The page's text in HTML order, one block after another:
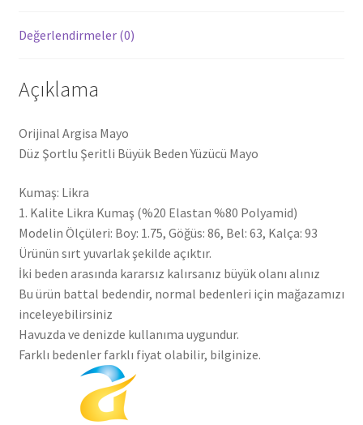
Değerlendirmeler (0)
Açıklama
Orijinal Argisa Mayo
Düz Şortlu Şeritli Büyük Beden Yüzücü Mayo
Kumaş: Likra
1. Kalite Likra Kumaş (%20 Elastan %80 Polyamid)
Modelin Ölçüleri: Boy: 1.75, Göğüs: 86, Bel: 63, Kalça: 93
Ürünün sırt yuvarlak şekilde açıktır.
İki beden arasında kararsız kalırsanız büyük olanı alınız
Bu ürün battal bedendir, normal bedenleri için mağazamızı
inceleyebilirsiniz
Havuzda ve denizde kullanıma uygundur.
Farklı bedenler farklı fiyat olabilir, bilginize.